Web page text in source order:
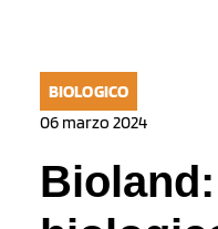
BIOLOGICO
06 marzo 2024